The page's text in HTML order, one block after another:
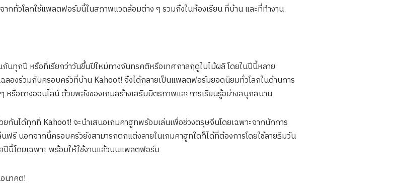
กทั่วโลกใช้แพลตฟอร์มนี้ในสภาพแวดล้อมต่าง ๆ รวมถึงในห้องเรียน ที่บ้าน และที่ทำงาน
ทุกปี หรือที่เรียกว่าวันขึ้นปีใหม่ทางจันทรคติหรือเทศกาลฤดูใบไม้ผลิ โดยในปีนี้หลาย
องร่วมกับครอบครัวที่บ้าน Kahoot! จึงได้กลายเป็นแพลตฟอร์มยอดนิยมทั่วโลกในด้านการ
หรือทางออนไลน์ ด้วยพลังของเกมสร้างเสริมมิตรภาพและการเรียนรู้อย่างสนุกสนาน
กันได้ทุกที่ Kahoot! จะนำเสนอเกมคาฮูทพร้อมเล่นเพื่อช่วงตรุษจีนโดยเฉพาะจากนักการ
รี นอกจากนี้ครอบครัวยังสามารถตกแต่งลายในเกมคาฮูทใดก็ได้ที่ต้องการโดยใช้ลายธีมวัน
นี้โดยเฉพาะ พร้อมให้ใช้งานแล้วบนแพลตฟอร์ม
นาคต!